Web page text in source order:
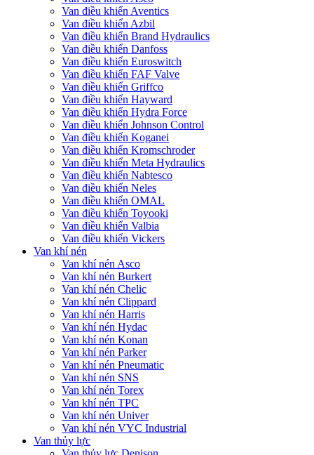
Van điều khiển Aventics
Van điều khiển Azbil
Van điều khiển Brand Hydraulics
Van điều khiển Danfoss
Van điều khiển Euroswitch
Van điều khiển FAF Valve
Van điều khiển Griffco
Van điều khiển Hayward
Van điều khiển Hydra Force
Van điều khiển Johnson Control
Van điều khiển Koganei
Van điều khiển Kromschroder
Van điều khiển Meta Hydraulics
Van điều khiển Nabtesco
Van điều khiển Neles
Van điều khiển OMAL
Van điều khiển Toyooki
Van điều khiển Valbia
Van điều khiển Vickers
Van khí nén
Van khí nén Asco
Van khí nén Burkert
Van khí nén Chelic
Van khí nén Clippard
Van khí nén Harris
Van khí nén Hydac
Van khí nén Konan
Van khí nén Parker
Van khí nén Pneumatic
Van khí nén SNS
Van khí nén Torex
Van khí nén TPC
Van khí nén Univer
Van khí nén VYC Industrial
Van thủy lực